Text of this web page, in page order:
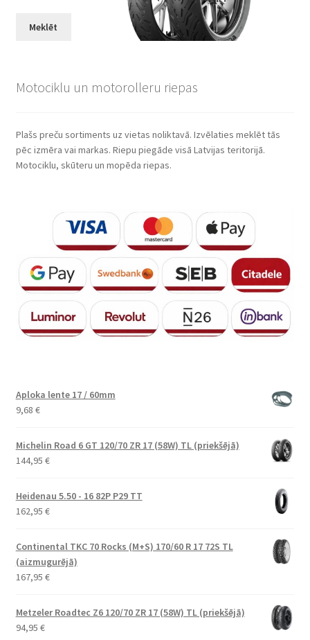
Meklēt
Motociklu un motorolleru riepas
Plašs preču sortiments uz vietas noliktavā. Izvēlaties meklēt tās
pēc izmēra vai markas. Riepu piegāde visā Latvijas teritorijā.
Motociklu, skūteru un mopēda riepas.
Aploka lente 17 / 60mm
9,68 €
Michelin Road 6 GT 120/70 ZR 17 (58W) TL (priekšējā)
144,95 €
Heidenau 5.50 - 16 82P P29 TT
162,95 €
Continental TKC 70 Rocks (M+S) 170/60 R 17 72S TL
(aizmugurējā)
167,95 €
Metzeler Roadtec Z6 120/70 ZR 17 (58W) TL (priekšējā)
94,95 €